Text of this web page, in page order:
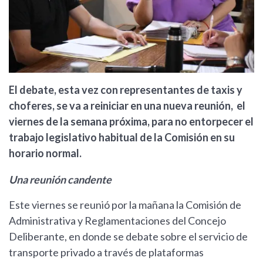
El debate, esta vez con representantes de taxis y
choferes, se va a reiniciar en una nueva reunión, el
viernes de la semana próxima, para no entorpecer el
trabajo legislativo habitual de la Comisión en su
horario normal.
Una reunión candente
Este viernes se reunió por la mañana la Comisión de
Administrativa y Reglamentaciones del Concejo
Deliberante, en donde se debate sobre el servicio de
transporte privado a través de plataformas